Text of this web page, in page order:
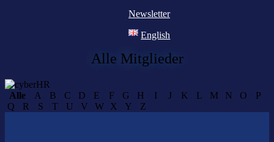
Newsletter
English
Alle Mitglieder
Alle A B C D E F G H I J K L M N O
P
Q
R S T U V W X Y Z